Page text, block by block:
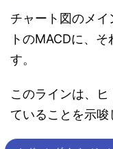
チャート図のメ
トのMACDに、
す。
このラインは、
ていることを示唆